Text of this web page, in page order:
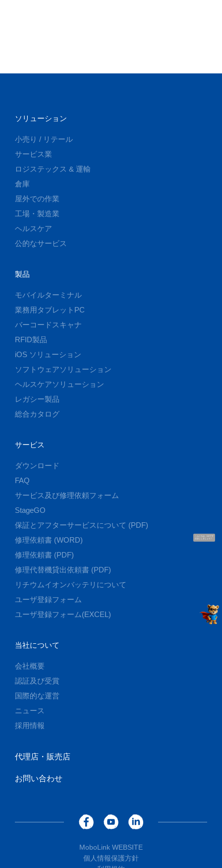
こんにちは、UUです
お話ししましょう！
ソリューション
小売り / リテール
サービス業
ロジステックス & 運輸
倉庫
屋外での作業
工場・製造業
ヘルスケア
公的なサービス
製品
モバイルターミナル
業務用タブレットPC
バーコードスキャナ
RFID製品
iOS ソリューション
ソフトウェアソリューション
ヘルスケアソリューション
レガシー製品
総合カタログ
サービス
ダウンロード
FAQ
サービス及び修理依頼フォーム
StageGO
保証とアフターサービスについて (PDF)
修理依頼書 (WORD)
修理依頼書 (PDF)
修理代替機貸出依頼書 (PDF)
リチウムイオンバッテリについて
ユーザ登録フォーム
ユーザ登録フォーム(EXCEL)
当社について
会社概要
認証及び受賞
国際的な運営
ニュース
採用情報
代理店・販売店
お問い合わせ
MoboLink WEBSITE
個人情報保護方針